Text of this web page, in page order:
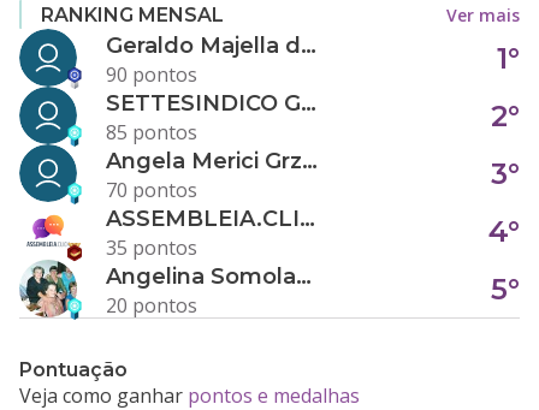
RANKING MENSAL Ver mais
Geraldo Majella da Silva
90 pontos
1°
SETTESINDICO GOVERNANÇA CONDOMINIAL
85 pontos
2°
Angela Merici Grzybowski
70 pontos
3°
ASSEMBLEIA.CLICK
35 pontos
4°
Angelina Somolanji R. Oliveira
20 pontos
5°
Pontuação
Veja como ganhar pontos e medalhas